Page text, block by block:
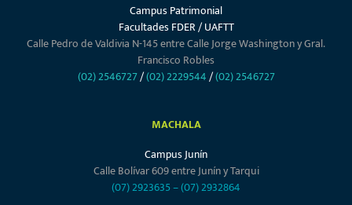
Campus Patrimonial
Facultades FDER / UAFTT
Calle Pedro de Valdivia N-145 entre Calle Jorge Washington y Gral.
Francisco Robles
(02) 2546727/(02) 2229544/(02) 2546727
MACHALA
Campus Junín
Calle Bolívar 609 entre Junín y Tarqui
(07) 2923635–(07) 2932864